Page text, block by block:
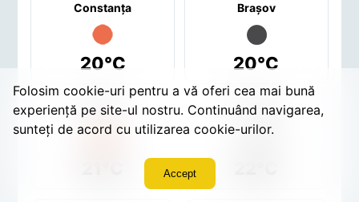
Constanţa
20°C
Braşov
20°C
Sibiu Craiova
Folosim cookie-uri pentru a vă oferi cea mai bună
experiență pe site-ul nostru. Continuând navigarea,
sunteți de acord cu utilizarea cookie-urilor.
Accept